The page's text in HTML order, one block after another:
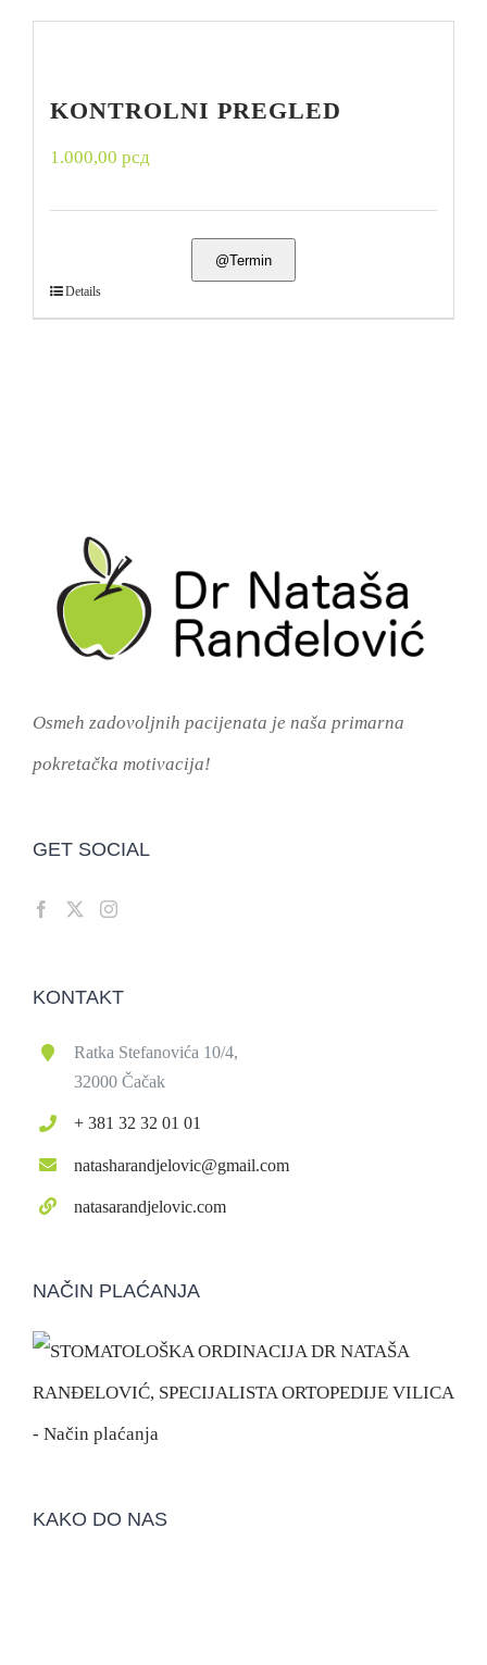
KONTROLNI PREGLED
1.000,00 рсд
@Termin
Details
Osmeh zadovoljnih pacijenata je naša primarna
pokretačka motivacija!
GET SOCIAL
KONTAKT
Ratka Stefanovića 10/4,
32000 Čačak
+ 381 32 32 01 01
natasharandjelovic@gmail.com
natasarandjelovic.com
NAČIN PLAĆANJA
KAKO DO NAS